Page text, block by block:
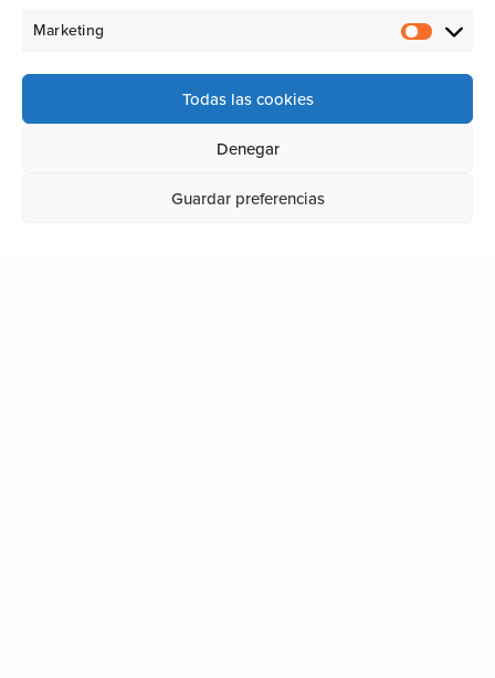
Marketing
Todas las cookies
Denegar
Guardar preferencias